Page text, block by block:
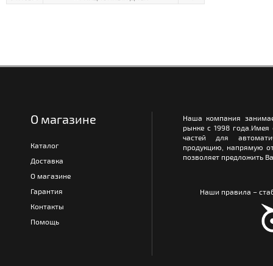
О магазине
Каталог
Доставка
О магазине
Гарантия
Контакты
Помощь
Наша компания
рынке с 1998
частей для
продукцию, напрямую
позволяет предложить
Наши правила –